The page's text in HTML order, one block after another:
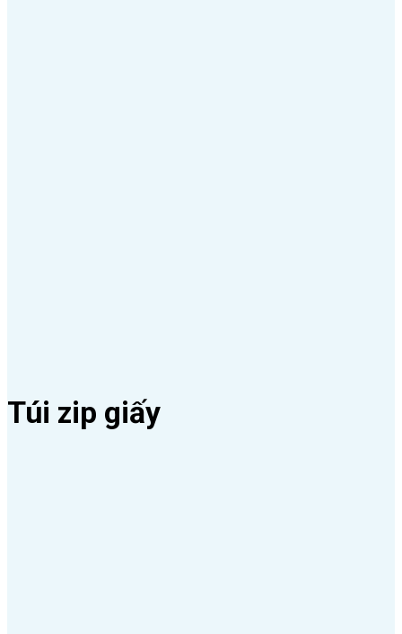
Túi zip giấy